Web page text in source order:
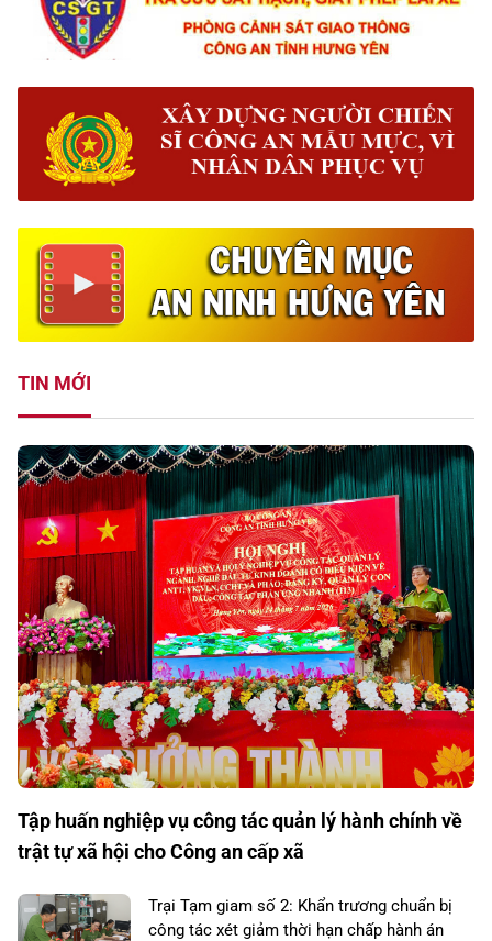
TIN MỚI
Tập huấn nghiệp vụ công tác quản lý hành chính về
trật tự xã hội cho Công an cấp xã
Trại Tạm giam số 2: Khẩn trương chuẩn bị
công tác xét giảm thời hạn chấp hành án